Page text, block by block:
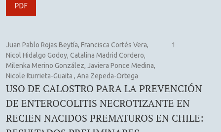
PDF
Juan Pablo Rojas Beytía, Francisca Cortés Vera,
Nicol Hidalgo Godoy, Catalina Madrid Cordero,
Milenka Merino González, Javiera Ponce Medina,
Nicole Iturrieta-Guaita , Ana Zepeda-Ortega
1
USO DE CALOSTRO PARA LA PREVENCIÓN
DE ENTEROCOLITIS NECROTIZANTE EN
RECIEN NACIDOS PREMATUROS EN CHILE: